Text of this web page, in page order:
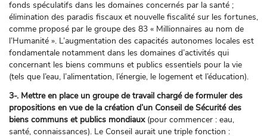
fonds spéculatifs dans les domaines concernés par la santé ;
élimination des paradis fiscaux et nouvelle fiscalité sur les fortunes,
comme proposé par le groupe des 83 « Millionnaires au nom de
l’Humanité ». L’augmentation des capacités autonomes locales est
fondamentale notamment dans les domaines d’activités qui
concernant les biens communs et publics essentiels pour la vie
(tels que l’eau, l’alimentation, l’énergie, le logement et l’éducation).
3-. Mettre en place un groupe de travail chargé de formuler des
propositions en vue de la création d’un Conseil de Sécurité des
biens communs et publics mondiaux (pour commencer : eau,
santé, connaissances). Le Conseil aurait une triple fonction :